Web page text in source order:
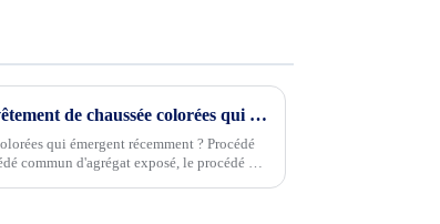
Y a-t-il de nouvelles techniques de revêtement de chaussée colorées qui apparaissent récemment ?
qui émergent récemment ? Procédé
commun d'agrégat exposé, le procédé de